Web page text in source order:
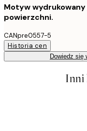
Motyw wydrukowany
powierzchni.
CANpre0557-5
Historia cen
Dowiedz się
Inni